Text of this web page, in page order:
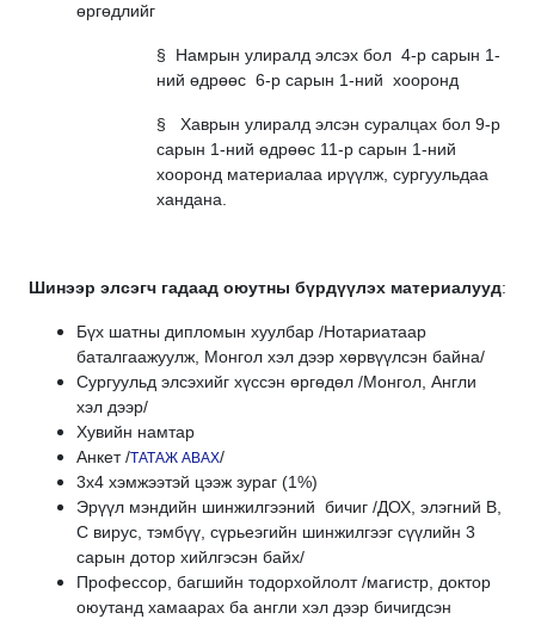
өргөдлийг
§ Намрын улиралд элсэх бол 4-р сарын 1-
ний өдрөөс 6-р сарын 1-ний хооронд
§ Хаврын улиралд элсэн суралцах бол 9-р
сарын 1-ний өдрөөс 11-р сарын 1-ний
хооронд материалаа ирүүлж, сургуульдаа
хандана.
Шинээр элсэгч гадаад оюутны бүрдүүлэх материалууд:
Бүх шатны дипломын хуулбар /Нотариатаар
баталгаажуулж, Монгол хэл дээр хөрвүүлсэн байна/
Сургуульд элсэхийг хүссэн өргөдөл /Монгол, Англи
хэл дээр/
Хувийн намтар
Анкет /ТАТАЖ АВАХ/
3х4 хэмжээтэй цээж зураг (1%)
Эрүүл мэндийн шинжилгээний бичиг /ДОХ, элэгний B,
C вирус, тэмбүү, сүрьеэгийн шинжилгээг сүүлийн 3
сарын дотор хийлгэсэн байх/
Профессор, багшийн тодорхойлолт /магистр, доктор
оюутанд хамаарах ба англи хэл дээр бичигдсэн